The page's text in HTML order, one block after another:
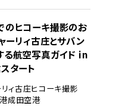
のヒコーキ撮影のお
ーリィ古庄とサバン
る航空写真ガイド in
タート
ィ古庄ヒコーキ撮影
成田空港